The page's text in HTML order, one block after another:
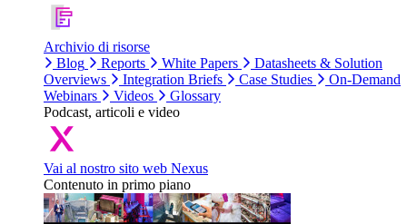
Archivio di risorse
Blog
Reports White Papers
Datasheets & Solution
Overviews
Integration Briefs Case Studies
On-Demand
Webinars
Videos
Glossary
Podcast, articoli e video
Vai al nostro sito web Nexus
Contenuto in primo piano